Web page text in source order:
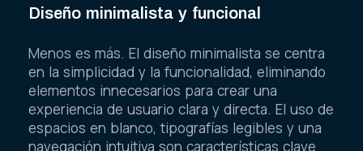
Diseño minimalista y funcional
Menos es más. El diseño minimalista se centra
en la simplicidad y la funcionalidad, eliminando
elementos innecesarios para crear una
experiencia de usuario clara y directa. El uso de
espacios en blanco, tipografías legibles y una
navegación intuitiva son características clave